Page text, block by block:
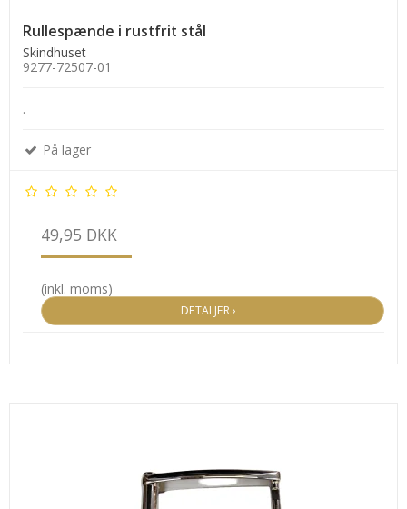
Rullespænde i rustfrit stål
Skindhuset
9277-72507-01
.
På lager
49,95 DKK
(inkl. moms)
DETALJER ›